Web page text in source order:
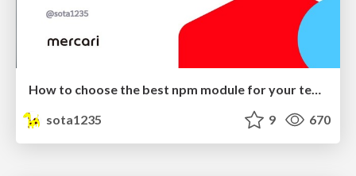
How to choose the best npm module for your team?
sota1235
9 670